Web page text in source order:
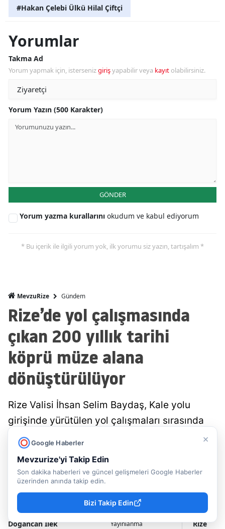
×
Google Haberler
Mevzurize'yi Takip Edin
Son dakika haberleri ve güncel gelişmeleri Google Haberler
üzerinden anında takip edin.
Bizi Takip Edin
#Hakan Çelebi Ülkü Hilal Çiftçi
Yorumlar
Takma Ad
Yorum yapmak için, istersenizgirişyapabilir veya kayıt olabilirsiniz.
Yorum Yazın (500 Karakter)
GÖNDER
Yorum yazma kurallarını okudum ve kabul ediyorum
* Bu içerik ile ilgili yorum yok, ilk yorumu siz yazın, tartışalım *
MevzuRize Gündem
Rize’de yol çalışmasında
çıkan 200 yıllık tarihi
köprü müze alana
dönüştürülüyor
Rize Valisi İhsan Selim Baydaş, Kale yolu
girişinde yürütülen yol çalışmaları sırasında
gün yüzüne çıkarılan yaklaşık 200 yıllık tarihi
köprü alanında incelemelerde bulundu. Rize
Belediyesi tarafından koruma altına alınan
tarihi yapı, üzeri camla kaplanarak ziyarete
açılacak....
Doğancan İlek
Yayınlanma
Rize